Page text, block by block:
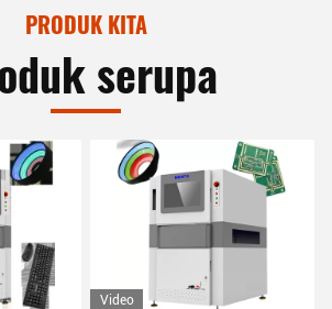
PRODUK KITA
serupa
Video